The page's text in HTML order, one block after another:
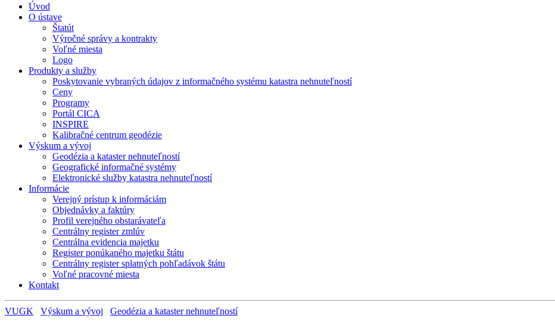
Úvod
O ústave
Štatút
Výročné správy a kontrakty
Voľné miesta
Logo
Produkty a služby
Poskytovanie vybraných údajov z informačného systému katastra nehnuteľností
Ceny
Programy
Portál CICA
INSPIRE
Kalibračné centrum geodézie
Výskum a vývoj
Geodézia a kataster nehnuteľností
Geografické informačné systémy
Elektronické služby katastra nehnuteľností
Informácie
Verejný prístup k informáciám
Objednávky a faktúry
Profil verejného obstarávateľa
Centrálny register zmlúv
Centrálna evidencia majetku
Register ponúkaného majetku štátu
Centrálny register splatných pohľadávok štátu
Voľné pracovné miesta
Kontakt
VUGK Výskum a vývoj Geodézia a kataster nehnuteľností